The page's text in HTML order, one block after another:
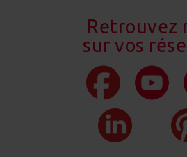
Retrouvez
sur vos